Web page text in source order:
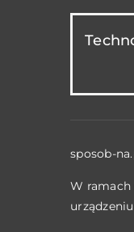
sposob-
W ramach